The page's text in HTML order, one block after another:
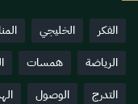
الفكر الخليجي
الرياضة
همسات
التدرج
الوصول